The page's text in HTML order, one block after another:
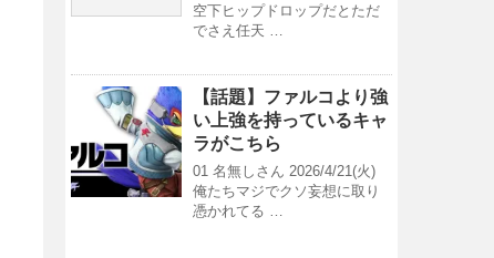
空下ヒップドロップだとただ
でさえ任天 …
【話題】ファルコより強
い上強を持っているキャ
ラがこちら
01 名無しさん 2026/4/21(火)
俺たちマジでクソ妄想に取り
憑かれてる …